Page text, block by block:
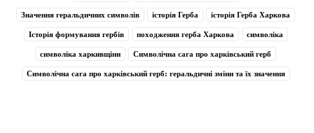
Значення геральдичних символів історія Герба історія Герба Харкова
Історія формування гербів походження герба Харкова символіка
символіка харкивщіни Символічна сага про харківський герб
Символічна сага про харківський герб: геральдичні зміни та їх значення